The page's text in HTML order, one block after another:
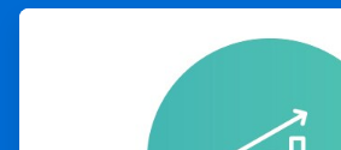
ArticleTile